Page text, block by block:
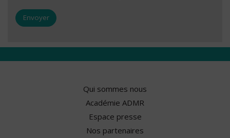
Qui sommes nous
Académie ADMR
Espace presse
Nos partenaires